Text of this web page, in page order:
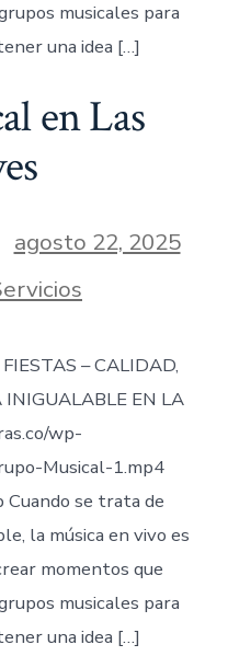
musicales para
una idea […]
en Las
agosto 22, 2025
– CALIDAD,
INIGUALABLE EN LA
wp-
Musical-1.mp4
se trata de
la música en vivo es
momentos que
musicales para
una idea […]